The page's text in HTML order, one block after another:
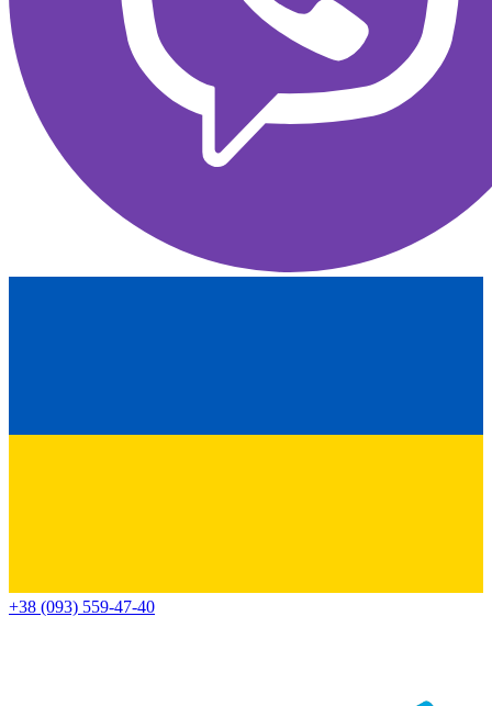
+38 (093) 559-47-40